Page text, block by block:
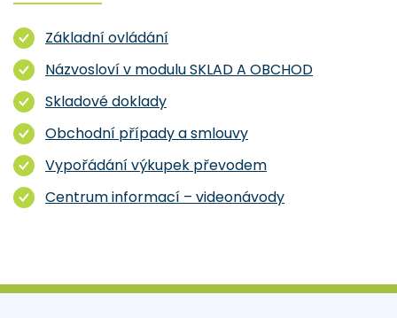
Základní ovládání
Názvosloví v modulu SKLAD A OBCHOD
Skladové doklady
Obchodní případy a smlouvy
Vypořádání výkupek převodem
Centrum informací – videonávody